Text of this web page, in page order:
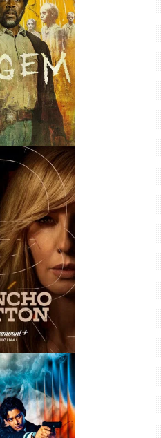
Torrent
DL 1080p/4K
Áudio
1ª
(2026)
Dual Áudio